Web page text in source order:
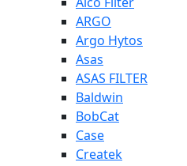
ARGO
Argo Hytos
Asas
ASAS FILTER
Baldwin
BobCat
Case
Createk